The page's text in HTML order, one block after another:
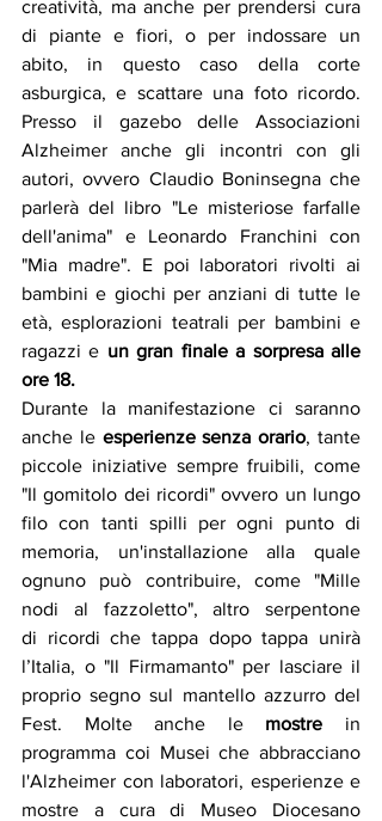
creatività, ma anche per prendersi cura
di piante e fiori, o per indossare un
abito, in questo caso della corte
asburgica, e scattare una foto ricordo.
Presso il gazebo delle Associazioni
Alzheimer anche gli incontri con gli
autori, ovvero Claudio Boninsegna che
parlerà del libro "Le misteriose farfalle
dell'anima" e Leonardo Franchini con
"Mia madre". E poi laboratori rivolti ai
bambini e giochi per anziani di tutte le
età, esplorazioni teatrali per bambini e
ragazzi e un gran finale a sorpresa alle
ore 18.
Durante la manifestazione ci saranno
anche le esperienze senza orario, tante
piccole iniziative sempre fruibili, come
"Il gomitolo dei ricordi" ovvero un lungo
filo con tanti spilli per ogni punto di
memoria, un'installazione alla quale
ognuno può contribuire, come "Mille
nodi al fazzoletto", altro serpentone
di ricordi che tappa dopo tappa unirà
l’Italia, o "Il Firmamanto" per lasciare il
proprio segno sul mantello azzurro del
Fest. Molte anche le mostre in
programma coi Musei che abbracciano
l'Alzheimer con laboratori, esperienze e
mostre a cura di Museo Diocesano